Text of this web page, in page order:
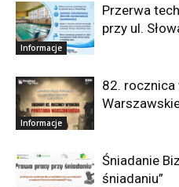
Informacje
Przerwa
przy ul.
Informacje
82. rocznica
Śniadanie
śniadaniu”